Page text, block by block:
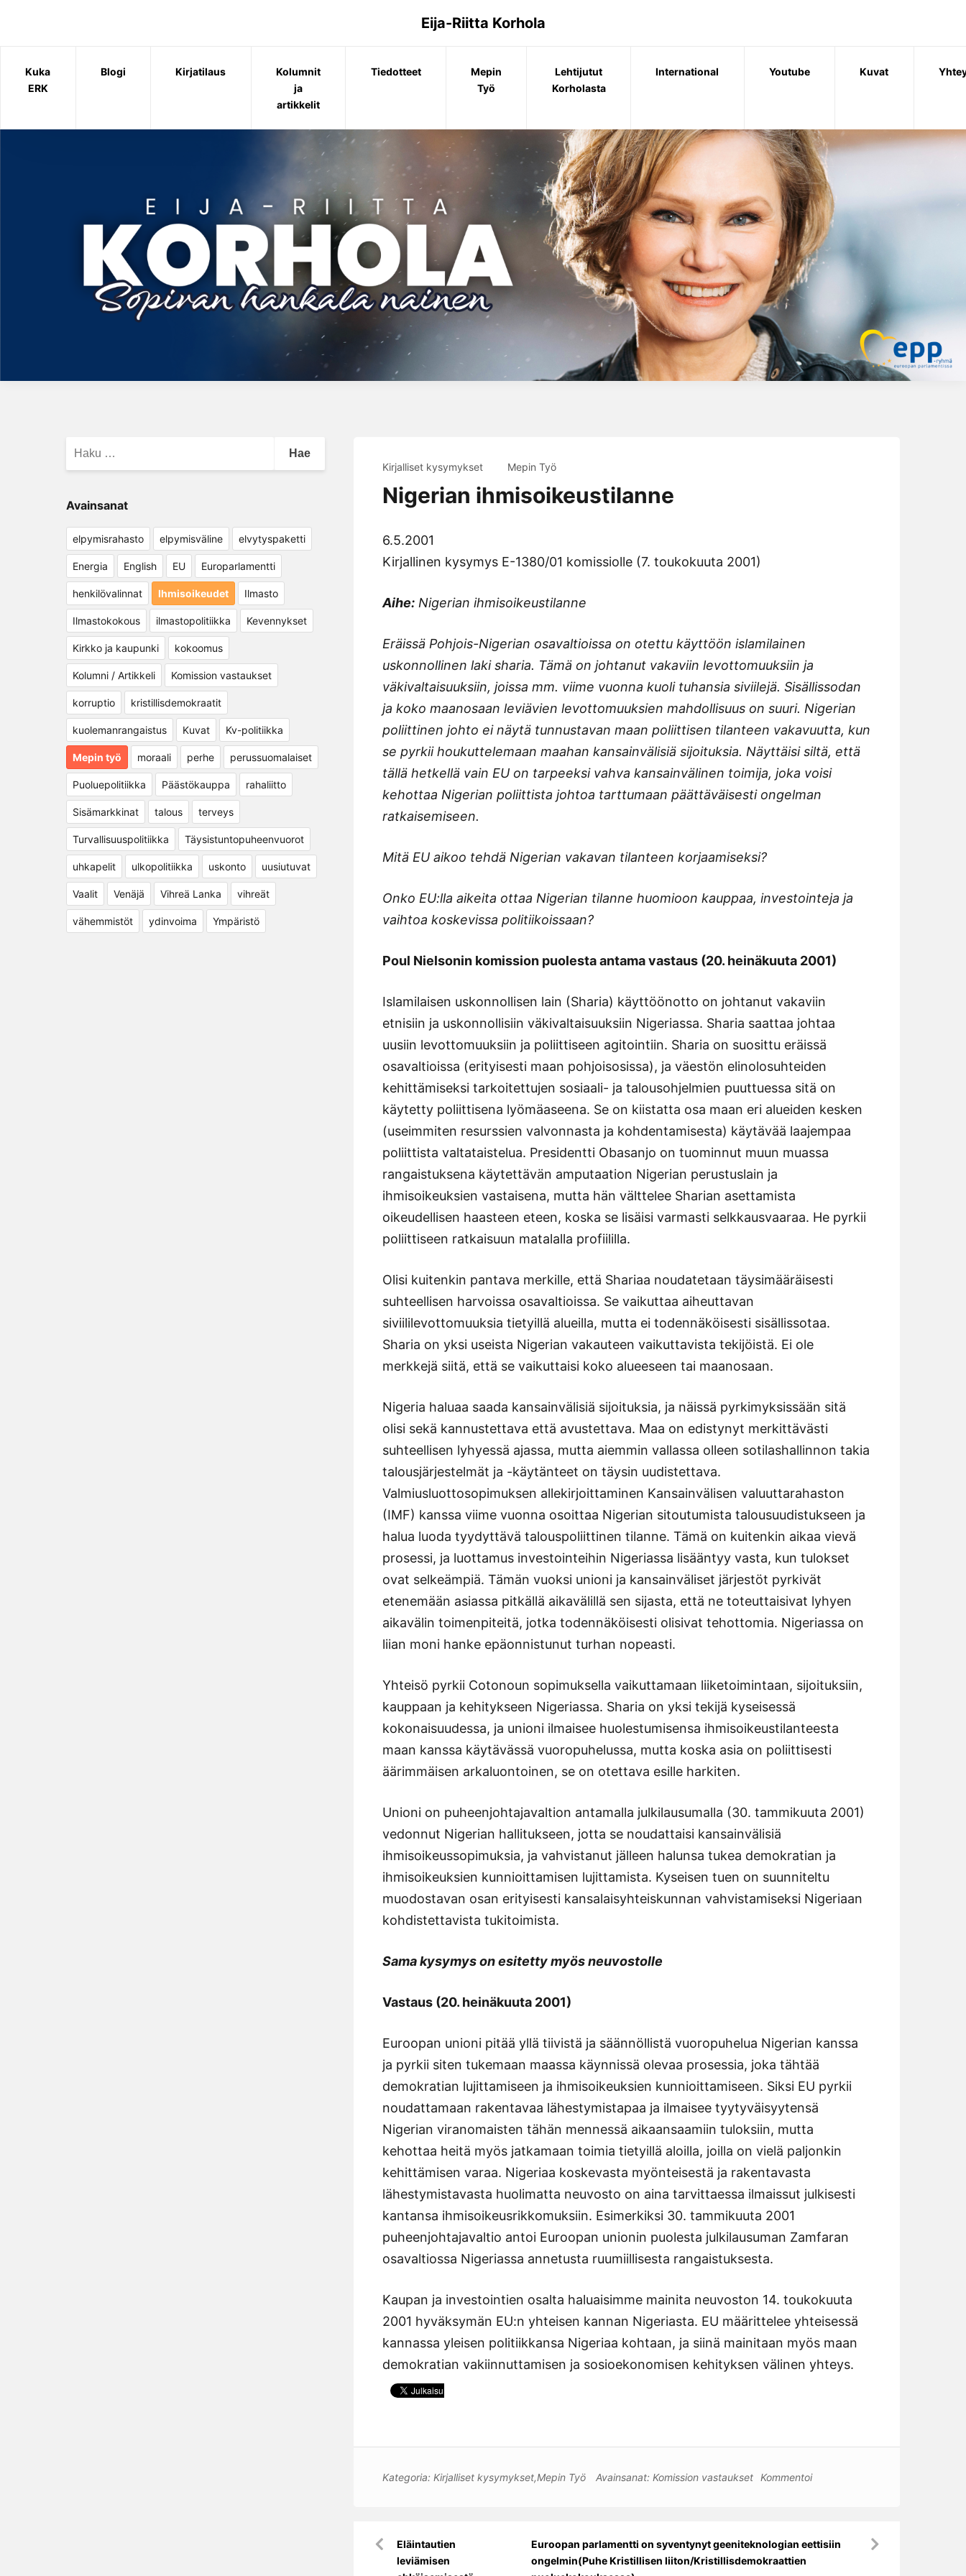
Eija-Riitta Korhola
Kuka
ERK
Blogi Kirjatilaus
Kolumnit
ja
artikkelit
Tiedotteet
Mepin
Työ
Lehtijutut
Korholasta
International Youtube Kuvat
Kirjalliset kysymykset Mepin Työ
Nigerian ihmisoikeustilanne
6.5.2001
Kirjallinen kysymys E-1380/01 komissiolle (7. toukokuuta 2001)
Aihe: Nigerian ihmisoikeustilanne
Eräissä Pohjois-Nigerian osavaltioissa on otettu käyttöön islamilainen
uskonnollinen laki sharia. Tämä on johtanut vakaviin levottomuuksiin ja
väkivaltaisuuksiin, joissa mm. viime vuonna kuoli tuhansia siviilejä. Sisällissodan
ja koko maanosaan leviävien levottomuuksien mahdollisuus on suuri. Nigerian
poliittinen johto ei näytä tunnustavan maan poliittisen tilanteen vakavuutta, kun
se pyrkii houkuttelemaan maahan kansainvälisiä sijoituksia. Näyttäisi siltä, että
tällä hetkellä vain EU on tarpeeksi vahva kansainvälinen toimija, joka voisi
kehottaa Nigerian poliittista johtoa tarttumaan päättäväisesti ongelman
ratkaisemiseen.
Mitä EU aikoo tehdä Nigerian vakavan tilanteen korjaamiseksi?
Onko EU:lla aikeita ottaa Nigerian tilanne huomioon kauppaa, investointeja ja
vaihtoa koskevissa politiikoissaan?
Poul Nielsonin komission puolesta antama vastaus (20. heinäkuuta 2001)
Islamilaisen uskonnollisen lain (Sharia) käyttöönotto on johtanut vakaviin
etnisiin ja uskonnollisiin väkivaltaisuuksiin Nigeriassa. Sharia saattaa johtaa
uusiin levottomuuksiin ja poliittiseen agitointiin. Sharia on suosittu eräissä
osavaltioissa (erityisesti maan pohjoisosissa), ja väestön elinolosuhteiden
kehittämiseksi tarkoitettujen sosiaali- ja talousohjelmien puuttuessa sitä on
käytetty poliittisena lyömäaseena. Se on kiistatta osa maan eri alueiden kesken
(useimmiten resurssien valvonnasta ja kohdentamisesta) käytävää laajempaa
poliittista valtataistelua. Presidentti Obasanjo on tuominnut muun muassa
rangaistuksena käytettävän amputaation Nigerian perustuslain ja
ihmisoikeuksien vastaisena, mutta hän välttelee Sharian asettamista
oikeudellisen haasteen eteen, koska se lisäisi varmasti selkkausvaaraa. He pyrkii
poliittiseen ratkaisuun matalalla profiililla.
Olisi kuitenkin pantava merkille, että Shariaa noudatetaan täysimääräisesti
suhteellisen harvoissa osavaltioissa. Se vaikuttaa aiheuttavan
siviililevottomuuksia tietyillä alueilla, mutta ei todennäköisesti sisällissotaa.
Sharia on yksi useista Nigerian vakauteen vaikuttavista tekijöistä. Ei ole
merkkejä siitä, että se vaikuttaisi koko alueeseen tai maanosaan.
Nigeria haluaa saada kansainvälisiä sijoituksia, ja näissä pyrkimyksissään sitä
olisi sekä kannustettava että avustettava. Maa on edistynyt merkittävästi
suhteellisen lyhyessä ajassa, mutta aiemmin vallassa olleen sotilashallinnon takia
talousjärjestelmät ja -käytänteet on täysin uudistettava.
Valmiusluottosopimuksen allekirjoittaminen Kansainvälisen valuuttarahaston
(IMF) kanssa viime vuonna osoittaa Nigerian sitoutumista talousuudistukseen ja
halua luoda tyydyttävä talouspoliittinen tilanne. Tämä on kuitenkin aikaa vievä
prosessi, ja luottamus investointeihin Nigeriassa lisääntyy vasta, kun tulokset
ovat selkeämpiä. Tämän vuoksi unioni ja kansainväliset järjestöt pyrkivät
etenemään asiassa pitkällä aikavälillä sen sijasta, että ne toteuttaisivat lyhyen
aikavälin toimenpiteitä, jotka todennäköisesti olisivat tehottomia. Nigeriassa on
liian moni hanke epäonnistunut turhan nopeasti.
Yhteisö pyrkii Cotonoun sopimuksella vaikuttamaan liiketoimintaan, sijoituksiin,
kauppaan ja kehitykseen Nigeriassa. Sharia on yksi tekijä kyseisessä
kokonaisuudessa, ja unioni ilmaisee huolestumisensa ihmisoikeustilanteesta
maan kanssa käytävässä vuoropuhelussa, mutta koska asia on poliittisesti
äärimmäisen arkaluontoinen, se on otettava esille harkiten.
Unioni on puheenjohtajavaltion antamalla julkilausumalla (30. tammikuuta 2001)
vedonnut Nigerian hallitukseen, jotta se noudattaisi kansainvälisiä
ihmisoikeussopimuksia, ja vahvistanut jälleen halunsa tukea demokratian ja
ihmisoikeuksien kunnioittamisen lujittamista. Kyseisen tuen on suunniteltu
muodostavan osan erityisesti kansalaisyhteiskunnan vahvistamiseksi Nigeriaan
kohdistettavista tukitoimista.
Sama kysymys on esitetty myös neuvostolle
Vastaus (20. heinäkuuta 2001)
Euroopan unioni pitää yllä tiivistä ja säännöllistä vuoropuhelua Nigerian kanssa
ja pyrkii siten tukemaan maassa käynnissä olevaa prosessia, joka tähtää
demokratian lujittamiseen ja ihmisoikeuksien kunnioittamiseen. Siksi EU pyrkii
noudattamaan rakentavaa lähestymistapaa ja ilmaisee tyytyväisyytensä
Nigerian viranomaisten tähän mennessä aikaansaamiin tuloksiin, mutta
kehottaa heitä myös jatkamaan toimia tietyillä aloilla, joilla on vielä paljonkin
kehittämisen varaa. Nigeriaa koskevasta myönteisestä ja rakentavasta
lähestymistavasta huolimatta neuvosto on aina tarvittaessa ilmaissut julkisesti
kantansa ihmisoikeusrikkomuksiin. Esimerkiksi 30. tammikuuta 2001
puheenjohtajavaltio antoi Euroopan unionin puolesta julkilausuman Zamfaran
osavaltiossa Nigeriassa annetusta ruumiillisesta rangaistuksesta.
Kaupan ja investointien osalta haluaisimme mainita neuvoston 14. toukokuuta
2001 hyväksymän EU:n yhteisen kannan Nigeriasta. EU määrittelee yhteisessä
kannassa yleisen politiikkansa Nigeriaa kohtaan, ja siinä mainitaan myös maan
demokratian vakiinnuttamisen ja sosioekonomisen kehityksen välinen yhteys.
Kategoria: Kirjalliset kysymykset,Mepin Työ Avainsanat: Komission vastaukset Kommentoi
selausEläintautien
leviämisen
Euroopan parlamentti on syventynyt geeniteknologian eettisiin
ongelmin(Puhe Kristillisen liiton/Kristillisdemokraattien
Avainsanat
elpymisrahasto elpymisväline elvytyspaketti
Energia English EU Europarlamentti
henkilövalinnat Ihmisoikeudet Ilmasto
Ilmastokokous ilmastopolitiikka Kevennykset
Kirkko ja kaupunki kokoomus
Kolumni / Artikkeli Komission vastaukset
korruptio kristillisdemokraatit
kuolemanrangaistus Kuvat Kv-politiikka
Mepin työ moraali perhe perussuomalaiset
Puoluepolitiikka Päästökauppa rahaliitto
Sisämarkkinat talous terveys
Turvallisuuspolitiikka Täysistuntopuheenvuorot
uhkapelit ulkopolitiikka uskonto uusiutuvat
Vaalit Venäjä Vihreä Lanka vihreät
vähemmistöt ydinvoima Ympäristö